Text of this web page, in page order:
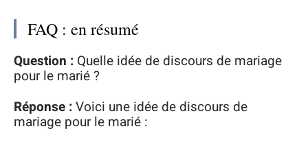
FAQ : en résumé
Question : Quelle idée de discours de mariage
pour le marié ?
Réponse :Voici une idée de discours de
mariage pour le marié :